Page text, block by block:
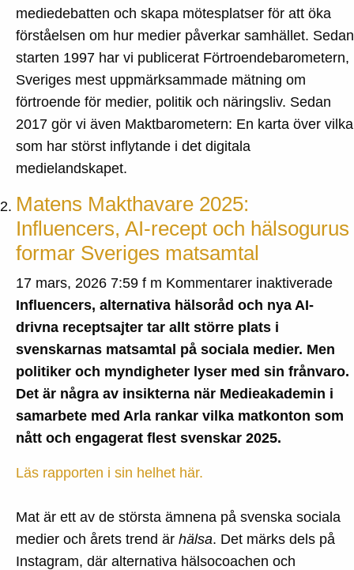
mediedebatten och skapa mötesplatser för att öka
förståelsen om hur medier påverkar samhället. Sedan
starten 1997 har vi publicerat Förtroendebarometern,
Sveriges mest uppmärksammade mätning om
förtroende för medier, politik och näringsliv. Sedan
2017 gör vi även Maktbarometern: En karta över vilka
som har störst inflytande i det digitala
medielandskapet.
Matens Makthavare 2025:
Influencers, AI-recept och hälsogurus
formar Sveriges matsamtal
17 mars, 2026 7:59 f m Kommentarer inaktiveradeför
AI-
Influencers, alternativa hälsoråd och nya AI-
drivna receptsajter tar allt större plats i
svenskarnas matsamtal på sociala medier. Men
politiker och myndigheter lyser med sin frånvaro.
Det är några av insikterna när Medieakademin i
samarbete med Arla rankar vilka matkonton som
nått och engagerat flest svenskar 2025.
Läs rapporten i sin helhet här.
Mat är ett av de största ämnena på svenska sociala
medier och årets trend är hälsa. Det märks dels på
Instagram, där alternativa hälsocoachen och